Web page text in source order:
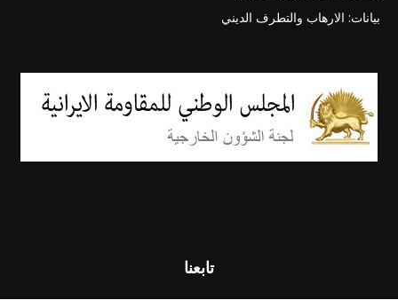
بيانات: الارهاب والتطرف الديني
تابعنا